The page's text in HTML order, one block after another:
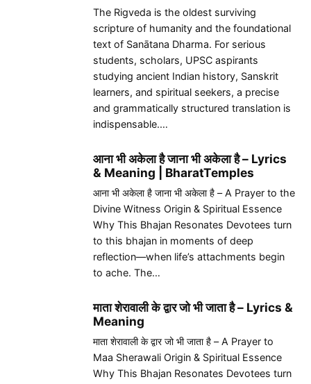
The Rigveda is the oldest surviving
scripture of humanity and the foundational
text of Sanātana Dharma. For serious
students, scholars, UPSC aspirants
studying ancient Indian history, Sanskrit
learners, and spiritual seekers, a precise
and grammatically structured translation is
indispensable.…
आना भी अकेला है जाना भी अकेला है – Lyrics
& Meaning | BharatTemples
आना भी अकेला है जाना भी अकेला है – A Prayer to the
Divine Witness Origin & Spiritual Essence
Why This Bhajan Resonates Devotees turn
to this bhajan in moments of deep
reflection—when life’s attachments begin
to ache. The…
माता शेरावाली के द्वार जो भी जाता है – Lyrics &
Meaning
माता शेरावाली के द्वार जो भी जाता है – A Prayer to
Maa Sherawali Origin & Spiritual Essence
Why This Bhajan Resonates Devotees turn